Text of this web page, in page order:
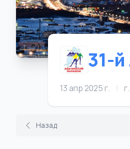
31-
13 апр 2025 г. |
Назад